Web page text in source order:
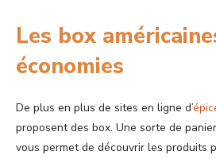
Les box
économies
De plus en plus de sites en ligne d’
proposent des box. Une sorte de
vous permet de découvrir les produits